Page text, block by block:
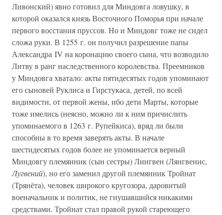
Ливонский) явно готовил для Миндовга ловушку, в
которой оказался князь Восточного Поморья при начале
первого восстания пруссов. Но и Миндовг тоже не сидел
сложа руки. В 1255 г. он получил разрешение папы
Александра IV на коронацию своего сына, что возводило
Литву в ранг наследственного королевства. Преемников
у Миндовга хватало: акты пятидесятых годов упоминают
его сыновей Руклиса и Гирстукаса, детей, по всей
видимости, от первой жены, ибо дети Марты, которые
тоже имелись (неясно, можно ли к ним причислить
упоминаемого в 1263 г. Рупейкиса), вряд ли были
способны в то время заверять акты. В начале
шестидесятых годов более не упоминается верный
Миндовгу племянник (сын сестры) Лингвен (Лянгвенис,
Лугвений), но его заменил другой племянник Тройнат
(Трянёта), человек широкого кругозора, даровитый
военачальник и политик, не гнушавшийся никакими
средствами. Тройнат стал правой рукой стареющего